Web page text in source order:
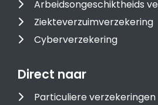
Arbeidsongeschiktheids
Ziekteverzuimverzekering
Cyberverzekering
Direct naar
Particuliere verzekeringen